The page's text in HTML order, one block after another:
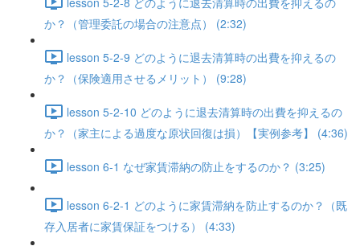
か？（管理委託の場合の注意点） (2:32)
lesson 5-2-9 どのように退去清算時の出費を抑えるの
か？（保険適用させるメリット） (9:28)
lesson 5-2-10 どのように退去清算時の出費を抑えるの
か？（家主による過度な原状回復は損）【実例参考】 (4:36)
lesson 6-1 なぜ家賃滞納の防止をするのか？ (3:25)
lesson 6-2-1 どのように家賃滞納を防止するのか？（既
存入居者に家賃保証をつける） (4:33)